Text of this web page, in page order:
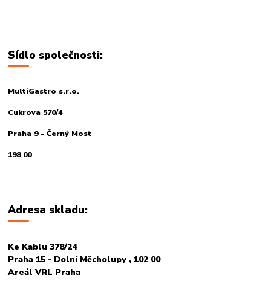
Sídlo společnosti:
MultiGastro s.r.o.
Cukrova 570/4
Praha 9 - Černý Most
198 00
Adresa skladu:
Ke Kablu 378/24
Praha 15 - Dolní Měcholupy , 102 00
Areál VRL Praha